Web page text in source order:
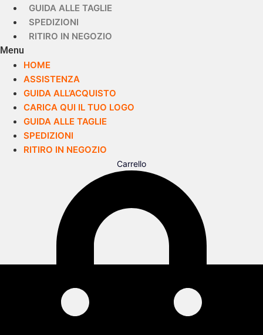
GUIDA ALLE TAGLIE
SPEDIZIONI
RITIRO IN NEGOZIO
Menu
HOME
ASSISTENZA
GUIDA ALL’ACQUISTO
CARICA QUI IL TUO LOGO
GUIDA ALLE TAGLIE
SPEDIZIONI
RITIRO IN NEGOZIO
Carrello